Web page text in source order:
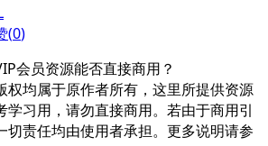
(0)
会员资源能否直接商用？
权均属于原作者所有，这里所提供资源
学习用，请勿直接商用。若由于商用引
切责任均由使用者承担。更多说明请参